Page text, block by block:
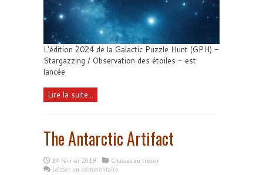
L'édition 2024 de la Galactic Puzzle Hunt (GPH) -
Stargazzing / Observation des étoiles - est
lancée
Lire la suite...
The Antarctic Artifact
24 février 2019
Chasses au trésor
Laisser un commentaire